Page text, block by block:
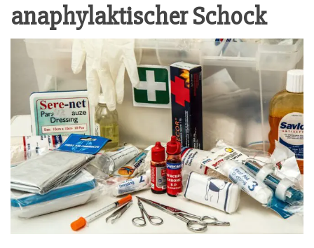
anaphylaktischer Schock